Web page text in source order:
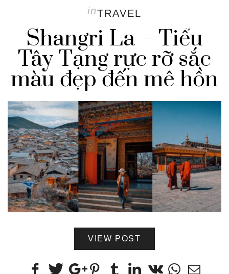
inTRAVEL
Shangri La – Tiểu
Tây Tạng rực rỡ sắc
màu đẹp đến mê hồn
VIEW POST